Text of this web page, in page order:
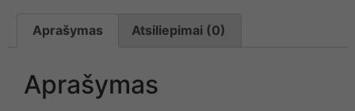
Aprašymas Atsiliepimai (0)
Aprašymas